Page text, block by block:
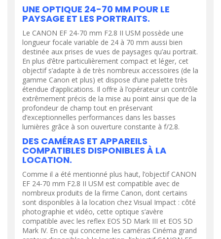
UNE OPTIQUE 24-70 MM POUR LE
PAYSAGE ET LES PORTRAITS.
Le CANON EF 24-70 mm F2.8 II USM possède une
longueur focale variable de 24 à 70 mm aussi bien
destinée aux prises de vues de paysages qu’au portrait.
En plus d’être particulièrement compact et léger, cet
objectif s’adapte à de très nombreux accessoires (de la
gamme Canon et plus) et dispose d’une palette très
étendue d’applications. Il offre à l’opérateur un contrôle
extrêmement précis de la mise au point ainsi que de la
profondeur de champ tout en préservant
d’exceptionnelles performances dans les basses
lumières grâce à son ouverture constante à f/2.8.
DES CAMÉRAS ET APPAREILS
COMPATIBLES DISPONIBLES À LA
LOCATION.
Comme il a été mentionné plus haut, l’objectif CANON
EF 24-70 mm F2.8 II USM est compatible avec de
nombreux produits de la firme Canon, dont certains
sont disponibles à la location chez Visual Impact : côté
photographie et vidéo, cette optique s’avère
compatible avec les reflex EOS 5D Mark III et EOS 5D
Mark IV. En ce qui concerne les caméras Cinéma grand